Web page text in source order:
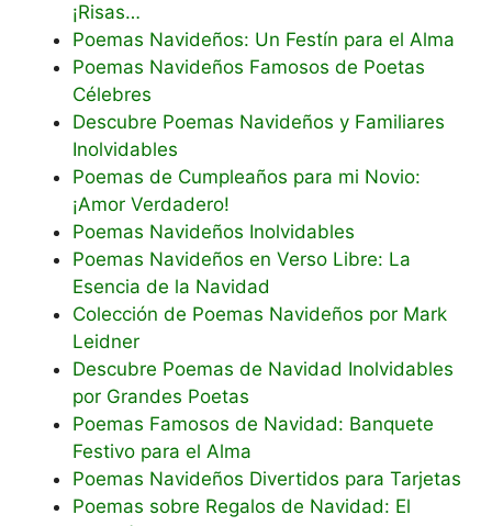
¡Risas…
Poemas Navideños: Un Festín para el Alma
Poemas Navideños Famosos de Poetas
Célebres
Descubre Poemas Navideños y Familiares
Inolvidables
Poemas de Cumpleaños para mi Novio:
¡Amor Verdadero!
Poemas Navideños Inolvidables
Poemas Navideños en Verso Libre: La
Esencia de la Navidad
Colección de Poemas Navideños por Mark
Leidner
Descubre Poemas de Navidad Inolvidables
por Grandes Poetas
Poemas Famosos de Navidad: Banquete
Festivo para el Alma
Poemas Navideños Divertidos para Tarjetas
Poemas sobre Regalos de Navidad: El